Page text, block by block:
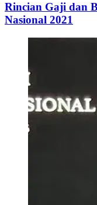
Rincian Gaji dan
Nasional 2021